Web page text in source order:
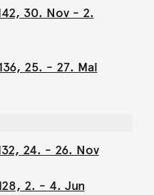
30. Nov - 2.
25. - 27. Mai
24. - 26. Nov
2. - 4. Jun